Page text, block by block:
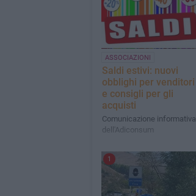
ASSOCIAZIONI
Saldi estivi: nuovi
obblighi per venditori
e consigli per gli
acquisti
Comunicazione informativa
dell'Adiconsum
1